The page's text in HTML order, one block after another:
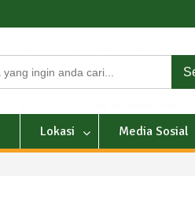
Lokasi Media Sosial